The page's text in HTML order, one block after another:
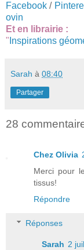
Facebook /
ovin
Et en librairie :
" Inspirations
Sarah à 08:40
Partager
28
Chez Olivia
Merci pour
tissus!
Répondre
Réponses
Sarah 2